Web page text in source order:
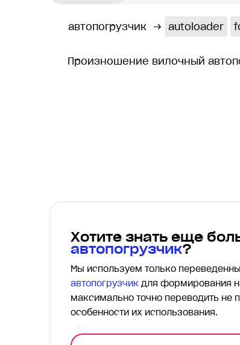
автопогрузчик → autoloader
Произношение вилочный
Хотите знать еще
автопогрузчик?
Мы используем только
автопогрузчик для формирования
максимально точно переводить не
особенности их использования.